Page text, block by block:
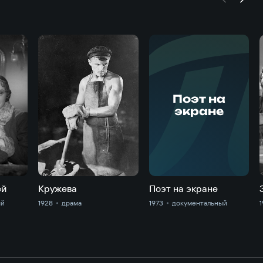
Кружева
1928 драма
Поэт на
экране
Поэт на экране
1973 документальный